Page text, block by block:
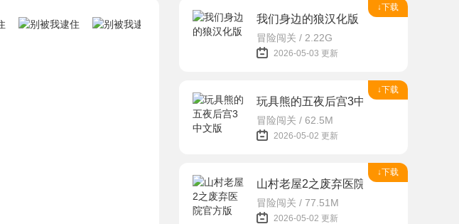
↓下载
我们身边的狼汉化版
冒险闯关 / 2.22G
2026-05-03 更新
↓下载
玩具熊的五夜后宫3中文版
冒险闯关 / 62.5M
2026-05-02 更新
↓下载
山村老屋2之废弃医院官方版
冒险闯关 / 77.51M
2026-05-02 更新